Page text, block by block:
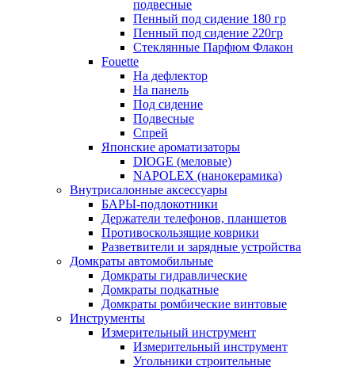
подвесные
Пенный под сидение 180 гр
Пенный под сидение 220гр
Стеклянные Парфюм Флакон
Fouette
На дефлектор
На панель
Под сидение
Подвесные
Спрей
Японские ароматизаторы
DIOGE (меловые)
NAPOLEX (нанокерамика)
Внутрисалонные аксессуары
БАРЫ-подлокотники
Держатели телефонов, планшетов
Противоскользящие коврики
Разветвители и зарядные устройства
Домкраты автомобильные
Домкраты гидравлические
Домкраты подкатные
Домкраты ромбические винтовые
Инструменты
Измерительный инструмент
Измерительный инструмент
Угольники строительные